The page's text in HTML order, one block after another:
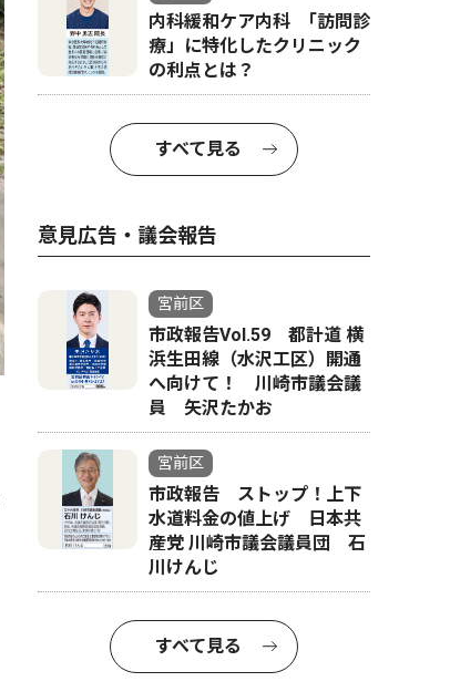
内科緩和ケア内科 ｢訪問診
療」に特化したクリニック
の利点とは？
すべて見る
意見広告・議会報告
宮前区
市政報告Vol.59 都計道 横
浜生田線（水沢工区）開通
へ向けて！ 川崎市議会議
員 矢沢たかお
宮前区
市政報告 ストップ！上下
水道料金の値上げ 日本共
産党 川崎市議会議員団 石
川けんじ
すべて見る